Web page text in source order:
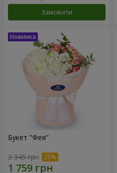
Замовити
Букет "Фея"
2 345 грн